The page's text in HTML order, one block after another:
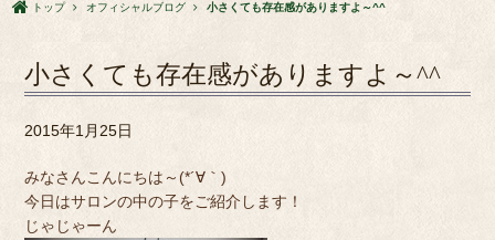
トップ オフィシャルブログ 小さくても存在感がありますよ～^^
小さくても存在感がありますよ～^^
2015年1月25日
みなさんこんにちは～(*´∀｀)
今日はサロンの中の子をご紹介します！
じゃじゃーん